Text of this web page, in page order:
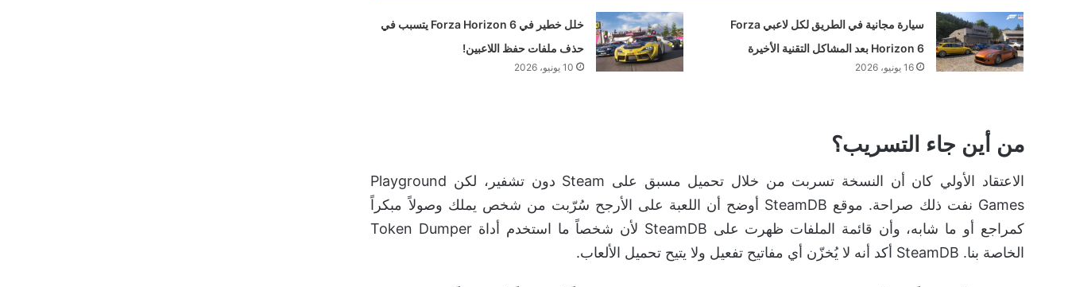
سيارة مجانية في الطريق لكل لاعبي Forza
Horizon 6 بعد المشاكل التقنية الأخيرة
16 يونيو، 2026
خلل خطير في Forza Horizon 6 يتسبب في
حذف ملفات حفظ اللاعبين!
10 يونيو، 2026
من أين جاء التسريب؟
الاعتقاد الأولي كان أن النسخة تسربت من خلال تحميل مسبق على Steam دون تشفير، لكن Playground
Games نفت ذلك صراحة. موقع SteamDB أوضح أن اللعبة على الأرجح سُرّبت من شخص يملك وصولاً مبكراً
كمراجع أو ما شابه، وأن قائمة الملفات ظهرت على SteamDB لأن شخصاً ما استخدم أداة Token Dumper
الخاصة بنا. SteamDB أكد أنه لا يُخزّن أي مفاتيح تفعيل ولا يتيح تحميل الألعاب.